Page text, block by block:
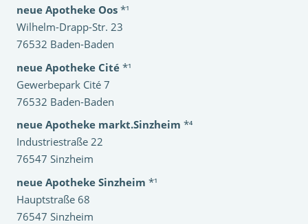
neue Apotheke Oos *¹
Wilhelm-Drapp-Str. 23
76532 Baden-Baden
neue Apotheke Cité *¹
Gewerbepark Cité 7
76532 Baden-Baden
neue Apotheke markt.Sinzheim *⁴
Industriestraße 22
76547 Sinzheim
neue Apotheke Sinzheim *¹
Hauptstraße 68
76547 Sinzheim